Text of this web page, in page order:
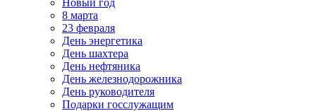
8 марта
23 февраля
День энергетика
День шахтера
День нефтяника
День железнодорожника
День руководителя
Подарки госслужащим